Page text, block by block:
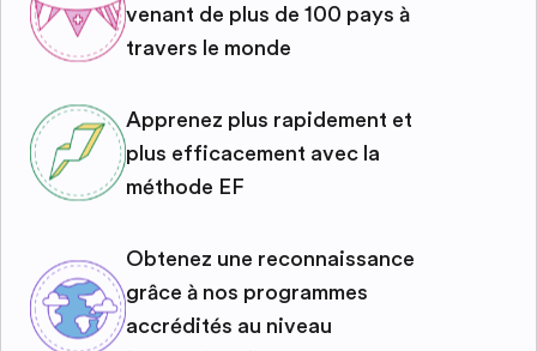
venant de plus de 100 pays à
travers le monde
Apprenez plus rapidement et
plus efficacement avec la
méthode EF
Obtenez une reconnaissance
grâce à nos programmes
accrédités au niveau